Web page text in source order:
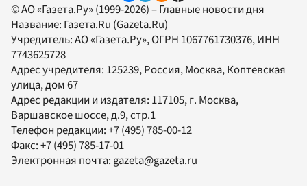
© АО «Газета.Ру» (1999-2026) – Главные новости дня
Название: Газета.Ru (Gazeta.Ru)
Учредитель:АО «Газета.Ру», ОГРН 1067761730376, ИНН
7743625728
Адрес учредителя: 125239, Россия, Москва, Коптевская
улица, дом 67
Адрес редакции и издателя: 117105, г. Москва,
Варшавское шоссе, д.9, стр.1
Телефон редакции:+7 (495) 785-00-12
Факс:+7 (495) 785-17-01
Электронная почта:gazeta@gazeta.ru